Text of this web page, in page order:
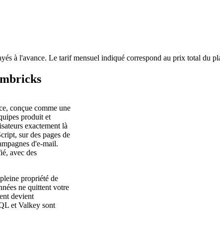
à l'avance. Le tarif mensuel indiqué correspond au prix total du
conçue comme une
produit et
exactement là
sur des pages de
d'e-mail.
avec des
propriété de
ne quittent votre
devient
et Valkey sont